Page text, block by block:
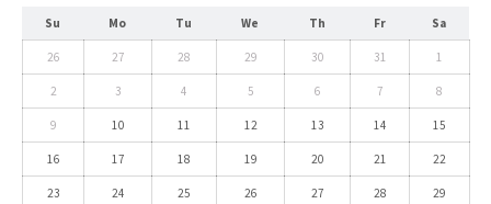
Su Mo Tu We Th Fr Sa
26 27 28 29 30 31 1
2 3 4 5 6 7 8
9 10 11 12 13 14 15
16 17 18 19 20 21 22
23 24 25 26 27 28 29